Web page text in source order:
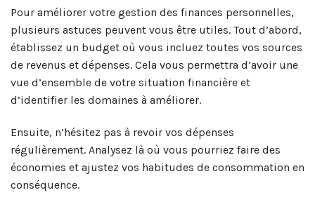
Pour améliorer votre gestion des finances personnelles,
plusieurs astuces peuvent vous être utiles. Tout d’abord,
établissez un budget où vous incluez toutes vos sources
de revenus et dépenses. Cela vous permettra d’avoir une
vue d’ensemble de votre situation financière et
d’identifier les domaines à améliorer.
Ensuite, n’hésitez pas à revoir vos dépenses
régulièrement. Analysez là où vous pourriez faire des
économies et ajustez vos habitudes de consommation en
conséquence.